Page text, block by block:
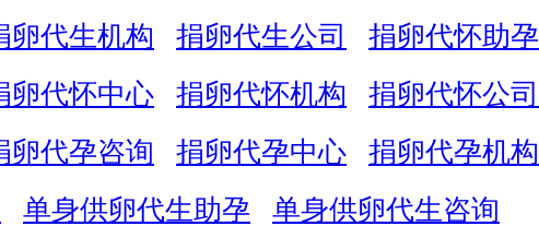
卵代生机构 捐卵代生公司
捐卵代怀助孕
卵代怀中心 捐卵代怀机构
捐卵代怀公司
卵代孕咨询 捐卵代孕中心
捐卵代孕机构
单身供卵代生助孕
单身供卵代生咨询